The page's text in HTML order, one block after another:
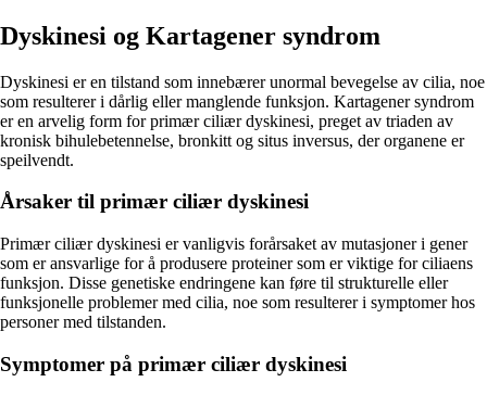
Dyskinesi og Kartagener syndrom
Dyskinesi er en tilstand som innebærer unormal bevegelse av cilia, noe
som resulterer i dårlig eller manglende funksjon. Kartagener syndrom
er en arvelig form for primær ciliær dyskinesi, preget av triaden av
kronisk bihulebetennelse, bronkitt og situs inversus, der organene er
speilvendt.
Årsaker til primær ciliær dyskinesi
Primær ciliær dyskinesi er vanligvis forårsaket av mutasjoner i gener
som er ansvarlige for å produsere proteiner som er viktige for ciliaens
funksjon. Disse genetiske endringene kan føre til strukturelle eller
funksjonelle problemer med cilia, noe som resulterer i symptomer hos
personer med tilstanden.
Symptomer på primær ciliær dyskinesi